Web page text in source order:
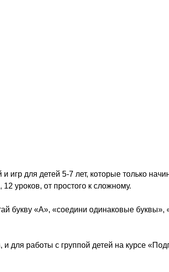
для детей 5-7 лет, которые только
уроков, от простого к сложному.
букву «А», «соедини одинаковые
для работы с группой детей на курсе